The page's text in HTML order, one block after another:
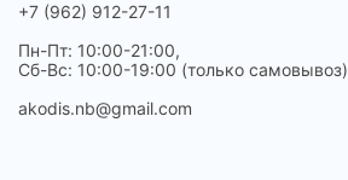
+7 (962) 912-27-11
Пн-Пт: 10:00-21:00,
Сб-Вс: 10:00-19:00 (только самовывоз)
akodis.nb@gmail.com